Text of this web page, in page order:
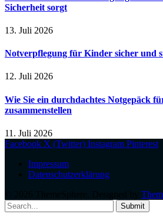
Sicherheit sorgt
13. Juli 2026
Notverpflegung für Kinder sicher und
12. Juli 2026
Wie Sie ein durchdachtes Notgepäck
zusammenstellen
11. Juli 2026
Facebook X (Twitter) Instagram Pinterest
Impressum
Datenschutzerklärung
Submit